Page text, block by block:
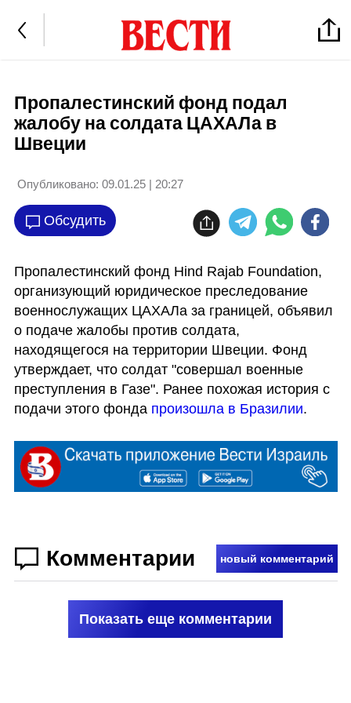
Пропалестинский фонд подал
жалобу на солдата ЦАХАЛа в
Швеции
Опубликовано: 09.01.25 | 20:27
Обсудить
Пропалестинский фонд Hind Rajab Foundation,
организующий юридическое преследование
военнослужащих ЦАХАЛа за границей, объявил
о подаче жалобы против солдата,
находящегося на территории Швеции. Фонд
утверждает, что солдат "совершал военные
преступления в Газе". Ранее похожая история с
подачи этого фонда произошла в Бразилии.
Комментарии новый комментарий
Показать еще комментарии